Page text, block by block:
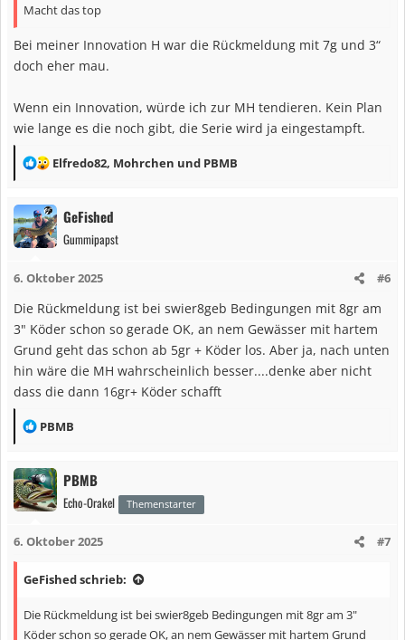
Macht das top
Bei meiner Innovation H war die Rückmeldung mit 7g und 3“
doch eher mau.
Wenn ein Innovation, würde ich zur MH tendieren. Kein Plan
wie lange es die noch gibt, die Serie wird ja eingestampft.
R
a
k
t
o
e
Elfredo82, Mohrchen und PBMB
GeFished
Gummipapst
6. Oktober 2025 #6
Die Rückmeldung ist bei swier8geb Bedingungen mit 8gr am
3" Köder schon so gerade OK, an nem Gewässer mit hartem
Grund geht das schon ab 5gr + Köder los. Aber ja, nach unten
hin wäre die MH wahrscheinlich besser....denke aber nicht
dass die dann 16gr+ Köder schafft
R
a
k
t
o
e
:
PBMB
PBMB
Echo-Orakel Themenstarter
6. Oktober 2025 #7
GeFished schrieb:
Die Rückmeldung ist bei swier8geb Bedingungen mit 8gr am 3"
Köder schon so gerade OK, an nem Gewässer mit hartem Grund